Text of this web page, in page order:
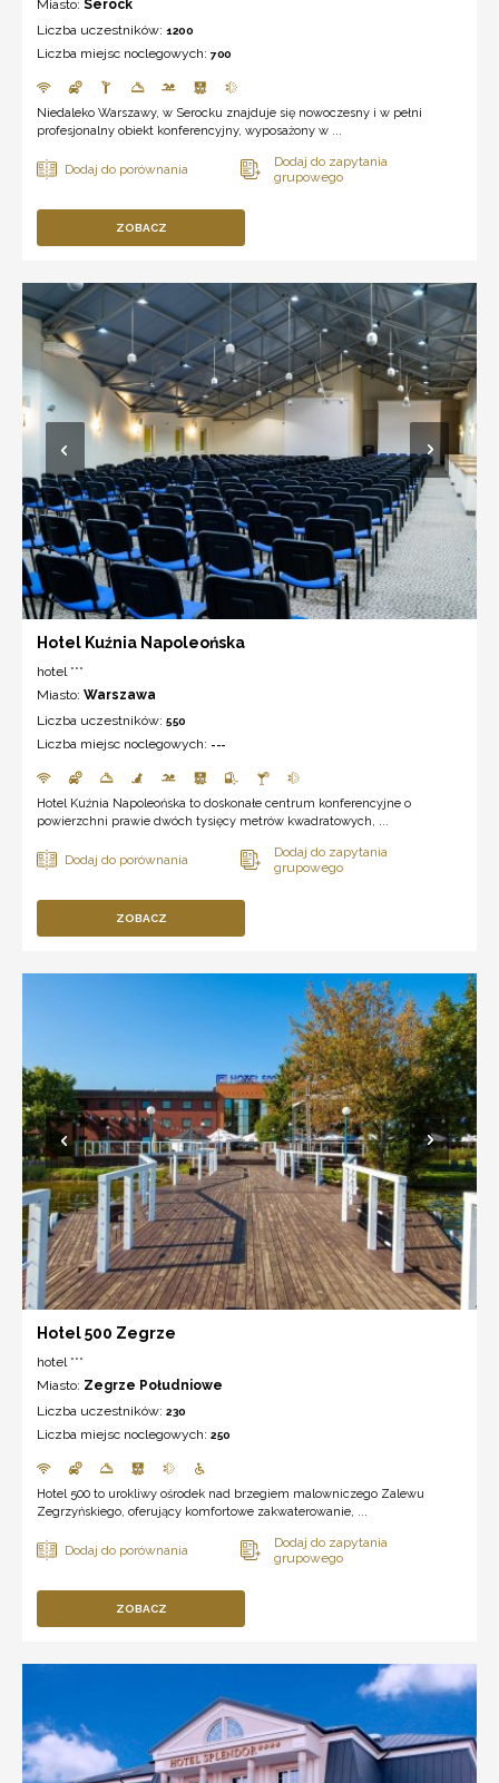
Miasto: Serock
Liczba uczestników: 1200
Liczba miejsc noclegowych: 700
Niedaleko Warszawy, w Serocku znajduje się nowoczesny i w pełni
profesjonalny obiekt konferencyjny, wyposażony w ...
ZOBACZ
Hotel Kuźnia Napoleońska
hotel ***
Miasto: Warszawa
Liczba uczestników: 550
Liczba miejsc noclegowych: ---
Hotel Kuźnia Napoleońska to doskonałe centrum konferencyjne o
powierzchni prawie dwóch tysięcy metrów kwadratowych, ...
ZOBACZ
Hotel 500 Zegrze
hotel ***
Miasto: Zegrze Południowe
Liczba uczestników: 230
Liczba miejsc noclegowych: 250
Hotel 500 to urokliwy ośrodek nad brzegiem malowniczego Zalewu
Zegrzyńskiego, oferujący komfortowe zakwaterowanie, ...
ZOBACZ